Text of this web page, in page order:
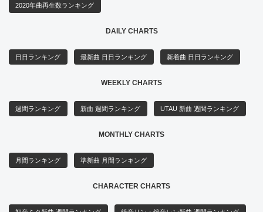
2020年曲再生数ランキング
DAILY CHARTS
日日ランキング 最新曲 日日ランキング 新着曲 日日ランキング
WEEKLY CHARTS
週間ランキング 新曲 週間ランキング UTAU 新曲 週間ランキング
MONTHLY CHARTS
月間ランキング 準新曲 月間ランキング
CHARACTER CHARTS